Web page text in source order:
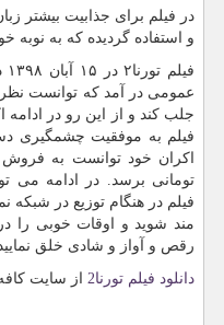
در فیلم برای جذابیت بیشتر
و استفاده گردیده که به نوبه
عمومی در آمد که توانست نظر
جلب کند و از این رو در ادامه
فیلم به موفقیت چشمگیری
تومانی برسد. در ادامه می
رقص و آواز و شادی خلق
دانلود فیلم تورنا2
از سایت